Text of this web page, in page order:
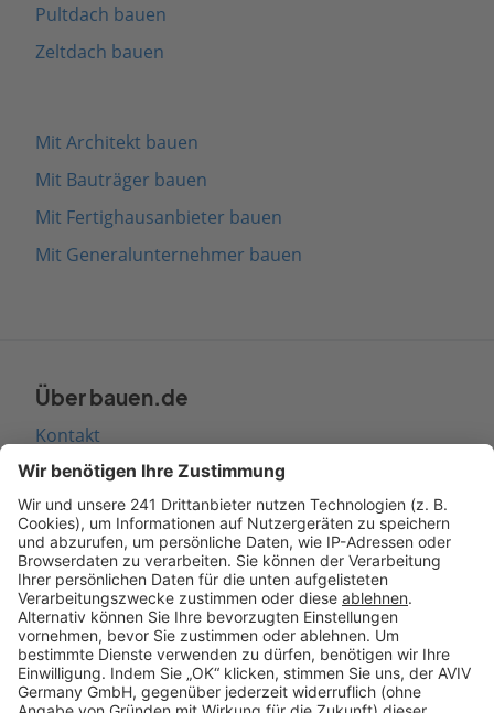
Pultdach bauen
Zeltdach bauen
Mit Architekt bauen
Mit Bauträger bauen
Mit Fertighausanbieter bauen
Mit Generalunternehmer bauen
Über bauen.de
Kontakt
Seitenaufbau
Barrierefreiheit
Cookie Einstellungen
Rechtliches
AGB-Übersicht
Datenschutz